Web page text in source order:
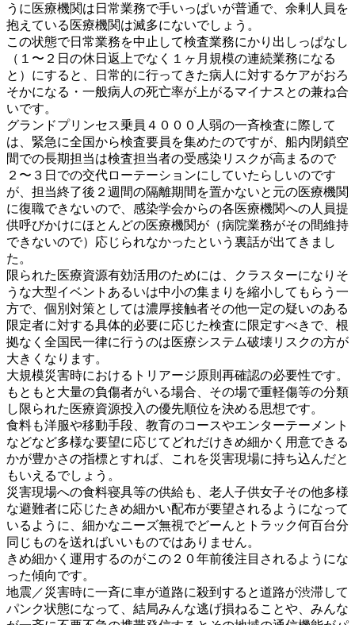
うに医療機関は日常業務で手いっぱいが普通で、余剰人員を
抱えている医療機関は滅多にないでしょう。
この状態で日常業務を中止して検査業務にかり出しっぱなし
（１〜２日の休日返上でなく１ヶ月規模の連続業務になる
と）にすると、日常的に行ってきた病人に対するケアがおろ
そかになる・一般病人の死亡率が上がるマイナスとの兼ね合
いです。
グランドプリンセス乗員４０００人弱の一斉検査に際して
は、緊急に全国から検査要員を集めたのですが、船内閉鎖空
間での長期担当は検査担当者の受感染リスクが高まるので
２〜３日での交代ローテーションにしていたらしいのです
が、担当終了後２週間の隔離期間を置かないと元の医療機関
に復職できないので、感染学会からの各医療機関への人員提
供呼びかけにほとんどの医療機関が（病院業務がその間維持
できないので）応じられなかったという裏話が出てきまし
た。
限られた医療資源有効活用のためには、クラスターになりそ
うな大型イベントあるいは中小の集まりを縮小してもらう一
方で、個別対策としては濃厚接触者その他一定の疑いのある
限定者に対する具体的必要に応じた検査に限定すべきで、根
拠なく全国民一律に行うのは医療システム破壊リスクの方が
大きくなります。
大規模災害時におけるトリアージ原則再確認の必要性です。
もともと大量の負傷者がいる場合、その場で重軽傷等の分類
し限られた医療資源投入の優先順位を決める思想です。
食料も洋服や移動手段、教育のコースやエンターテーメント
などなど多様な要望に応じてどれだけきめ細かく用意できる
かが豊かさの指標とすれば、これを災害現場に持ち込んだと
もいえるでしょう。
災害現場への食料寝具等の供給も、老人子供女子その他多様
な避難者に応じたきめ細かい配布が要望されるようになって
いるように、細かなニーズ無視でどーんとトラック何百台分
同じものを送ればいいものではありません。
きめ細かく運用するのがこの２０年前後注目されるようにな
った傾向です。
地震／災害時に一斉に車が道路に殺到すると道路が渋滞して
パンク状態になって、結局みんな逃げ損ねることや、みんな